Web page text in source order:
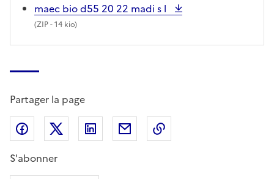
maec bio d55 20 22 madi s l
(ZIP- 14 kio)
Partager la page
Partager sur Facebook
Partager sur X (anciennement Twitter)
Partager sur LinkedIn
Partager par email
S'abonner